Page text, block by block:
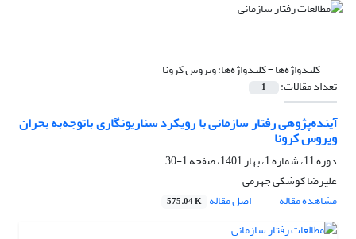
کلیدواژه‌ها =کلیدواژه‌ها: ویروس کرونا
تعداد مقالات: 1
آینده‌پژوهی رفتار سازمانی با رویکرد سناریونگاری باتوجه‌به بحران
ویروس کرونا
دوره 11، شماره 1، بهار 1401، صفحه
1-30
علیرضا کوشکی جهرمی
مشاهده مقاله
اصل مقاله 575.04 K